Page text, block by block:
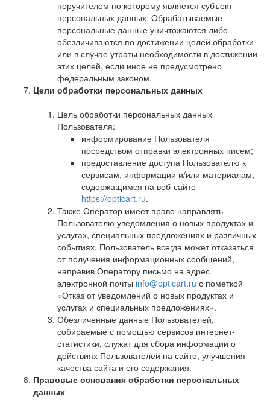
поручителем по которому является субъект
персональных данных. Обрабатываемые
персональные данные уничтожаются либо
обезличиваются по достижении целей обработки
или в случае утраты необходимости в достижении
этих целей, если иное не предусмотрено
федеральным законом.
Цели обработки персональных данных
Цель обработки персональных данных
Пользователя:
информирование Пользователя
посредством отправки электронных писем;
предоставление доступа Пользователю к
сервисам, информации и/или материалам,
содержащимся на веб-сайте
https://opticart.ru.
Также Оператор имеет право направлять
Пользователю уведомления о новых продуктах и
услугах, специальных предложениях и различных
событиях. Пользователь всегда может отказаться
от получения информационных сообщений,
направив Оператору письмо на адрес
электронной почты info@opticart.ru с пометкой
«Отказ от уведомлений о новых продуктах и
услугах и специальных предложениях».
Обезличенные данные Пользователей,
собираемые с помощью сервисов интернет-
статистики, служат для сбора информации о
действиях Пользователей на сайте, улучшения
качества сайта и его содержания.
Правовые основания обработки персональных
данных